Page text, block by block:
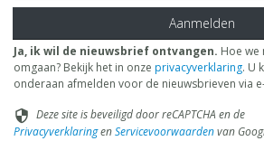
Aanmelden
Ja, ik wil de nieuwsbrief ontvangen. Hoe we
omgaan? Bekijk het in onze privacyverklaring. U
onderaan afmelden voor de nieuwsbrieven via
security Deze site is beveiligd door reCAPTCHA en de
PrivacyverklaringenServicevoorwaardenvan